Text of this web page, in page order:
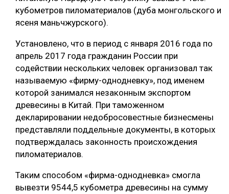
ДЕРЕВЯННОЕ ДОМОСТРОЕНИЕ
БЕЗОПАСНОЕ ПРОИЗВОДСТВО
СОРТИРОВКА ДРЕВЕСИНЫ
СУШКА ДРЕВЕСИНЫ
МЕБЕЛЬНОЕ ПРОИЗВОДСТВО
кубометров пиломатериалов (дуба монгольского и
ясеня маньчжурского).
Установлено, что в период с января 2016 года по
апрель 2017 года гражданин России при
содействии нескольких человек организовал так
называемую «фирму-однодневку», под именем
которой занимался незаконным экспортом
древесины в Китай. При таможенном
декларировании недобросовестные бизнесмены
представляли поддельные документы, в которых
подтверждалась законность происхождения
пиломатериалов.
Таким способом «фирма-однодневка» смогла
вывезти 9544,5 кубометра древесины на сумму